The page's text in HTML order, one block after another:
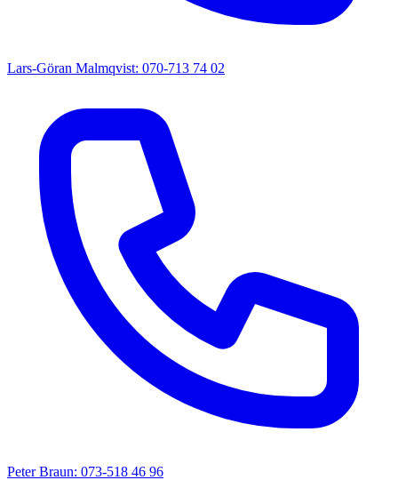
Lars-Göran Malmqvist: 070-713 74 02
Peter Braun: 073-518 46 96